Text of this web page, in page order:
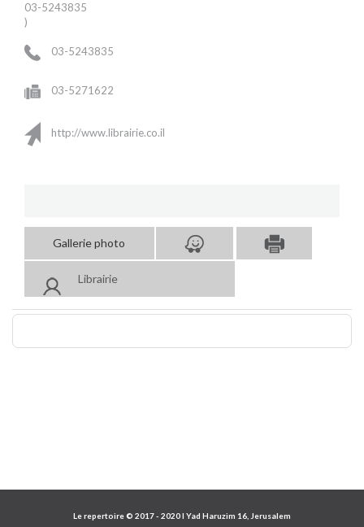
03-5243835
)
03-5243835
03-5271622
http://www.librairie.co.il
Gallerie photo
Librairie
Le repertoire © 2017 - 2020 I Yad Haruzim 16, Jerusalem